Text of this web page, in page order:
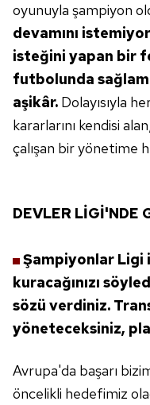
oyunuyla şampiyon
devamını
isteğini yapan bir
futbolunda
aşikâr. Dolayısıyla
kararlarını kendisi
çalışan bir yönetime
DEVLER LİGİ'NDE
Şampiyonlar Ligi
kuracağınızı
sözü verdiniz.
yöneteceksiniz,
Avrupa'da başarı
öncelikli hedefimiz